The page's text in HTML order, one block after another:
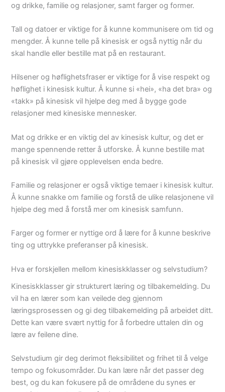
og drikke, familie og relasjoner, samt farger og former.
Tall og datoer er viktige for å kunne kommunisere om tid og
mengder. Å kunne telle på kinesisk er også nyttig når du
skal handle eller bestille mat på en restaurant.
Hilsener og høflighetsfraser er viktige for å vise respekt og
høflighet i kinesisk kultur. Å kunne si «hei», «ha det bra» og
«takk» på kinesisk vil hjelpe deg med å bygge gode
relasjoner med kinesiske mennesker.
Mat og drikke er en viktig del av kinesisk kultur, og det er
mange spennende retter å utforske. Å kunne bestille mat
på kinesisk vil gjøre opplevelsen enda bedre.
Familie og relasjoner er også viktige temaer i kinesisk kultur.
Å kunne snakke om familie og forstå de ulike relasjonene vil
hjelpe deg med å forstå mer om kinesisk samfunn.
Farger og former er nyttige ord å lære for å kunne beskrive
ting og uttrykke preferanser på kinesisk.
Hva er forskjellen mellom kinesiskklasser og selvstudium?
Kinesiskklasser gir strukturert læring og tilbakemelding. Du
vil ha en lærer som kan veilede deg gjennom
læringsprosessen og gi deg tilbakemelding på arbeidet ditt.
Dette kan være svært nyttig for å forbedre uttalen din og
lære av feilene dine.
Selvstudium gir deg derimot fleksibilitet og frihet til å velge
tempo og fokusområder. Du kan lære når det passer deg
best, og du kan fokusere på de områdene du synes er